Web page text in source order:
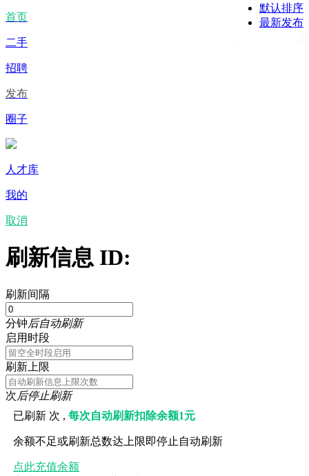
默认排序
最新发布
首页
二手
招聘
发布
圈子
人才库
我的
取消
刷新信息 ID:
刷新间隔
分钟后自动刷新
启用时段
刷新上限
次后停止刷新
已刷新 次 ,每次自动刷新扣除余额1元
余额不足或刷新总数达上限即停止自动刷新
点此充值余额